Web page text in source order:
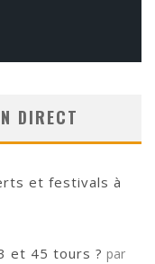
DIRECT
et festivals à
et 45 tours ? par